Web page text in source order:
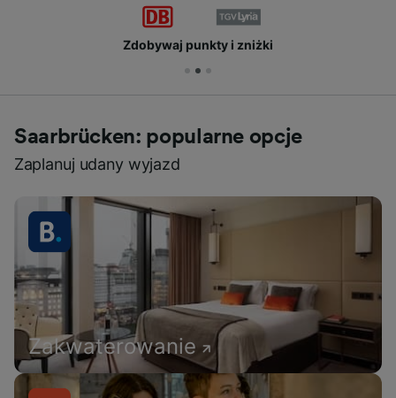
Zdobywaj punkty i zniżki
Saarbrücken: popularne opcje
Zaplanuj udany wyjazd
Zakwaterowanie